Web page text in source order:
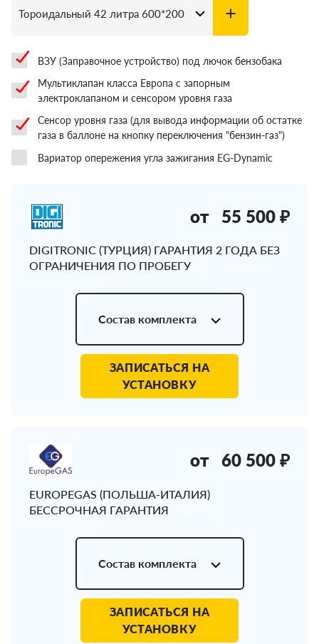
ВЗУ (Заправочное устройство) под лючок бензобака
Мультиклапан класса Европа с запорным
электроклапаном и сенсором уровня газа
Сенсор уровня газа (для вывода информации об остатке
газа в баллоне на кнопку переключения "бензин-газ")
Вариатор опережения угла зажигания EG-Dynamic
DIGITRONIC (ТУРЦИЯ) ГАРАНТИЯ 2 ГОДА БЕЗ
ОГРАНИЧЕНИЯ ПО ПРОБЕГУ
от 55 500 ₽
Состав комплекта
ЗАПИСАТЬСЯ НА
УСТАНОВКУ
EUROPEGAS (ПОЛЬША-ИТАЛИЯ)
БЕССРОЧНАЯ ГАРАНТИЯ
от 60 500 ₽
Состав комплекта
ЗАПИСАТЬСЯ НА
УСТАНОВКУ